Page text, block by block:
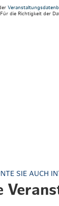
Für die Richtigkeit der
SIE AUCH